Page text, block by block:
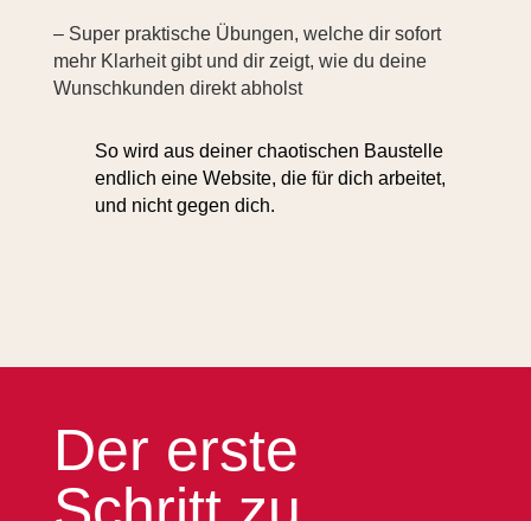
– Super praktische Übungen, welche dir sofort
mehr Klarheit gibt und dir zeigt, wie du deine
Wunschkunden direkt abholst
So wird aus deiner chaotischen Baustelle
endlich eine Website, die für dich arbeitet,
und nicht gegen dich.
Der erste